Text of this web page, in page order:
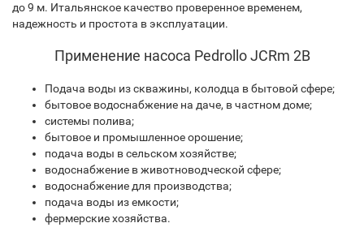
до 9 м. Итальянское качество проверенное временем,
надежность и простота в эксплуатации.
Применение насоса Pedrollo JCRm 2B
Подача воды из скважины, колодца в бытовой сфере;
бытовое водоснабжение на даче, в частном доме;
системы полива;
бытовое и промышленное орошение;
подача воды в сельском хозяйстве;
водоснабжение в животноводческой сфере;
водоснабжение для производства;
подача воды из емкости;
фермерские хозяйства.